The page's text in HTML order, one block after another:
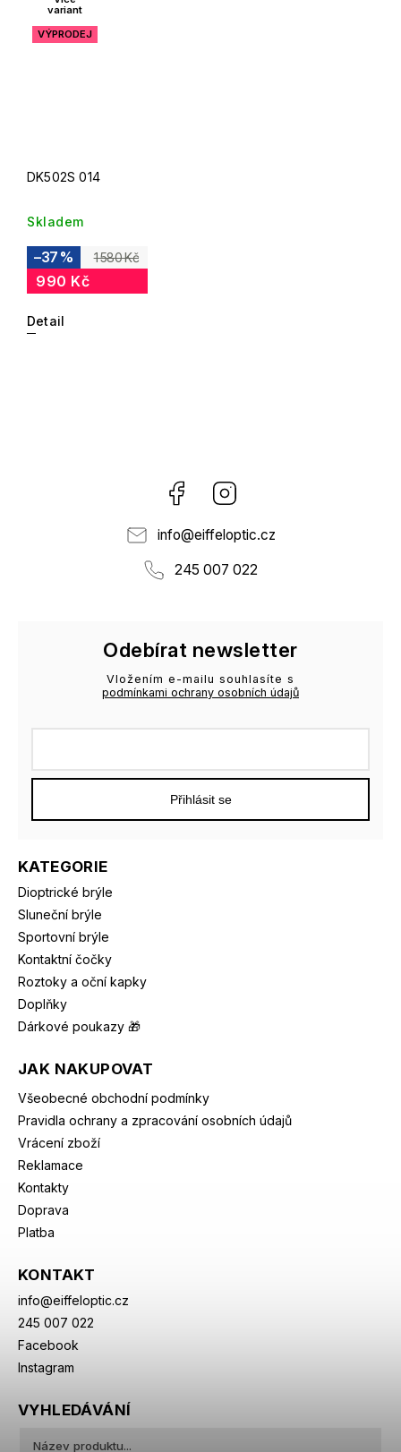
variant
VÝPRODEJ
DK502S 014
Skladem
1 580 Kč
–37 %
990 Kč
Detail
Facebook
info@eiffeloptic.cz
245 007 022
KATEGORIE
Dioptrické brýle
Sluneční brýle
Sportovní brýle
Kontaktní čočky
Roztoky a oční kapky
Doplňky
Dárkové poukazy 🎁
JAK NAKUPOVAT
Všeobecné obchodní podmínky
Pravidla ochrany a zpracování osobních údajů
Vrácení zboží
Reklamace
Kontakty
Doprava
Platba
KONTAKT
info@eiffeloptic.cz
245 007 022
Facebook
Instagram
Odebírat newsletter
Vložením e-mailu souhlasíte s
podmínkami ochrany osobních údajů
Přihlásit se
VYHLEDÁVÁNÍ